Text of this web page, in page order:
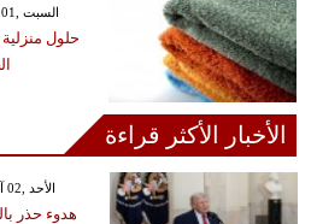
GMT 12:35 2026 السبت ,01 آب / أغسطس
حلول
الأخبار الأكثر قراءة
GMT 13:19 2026 الأحد ,02 آب / أغسطس
هدوء حذر